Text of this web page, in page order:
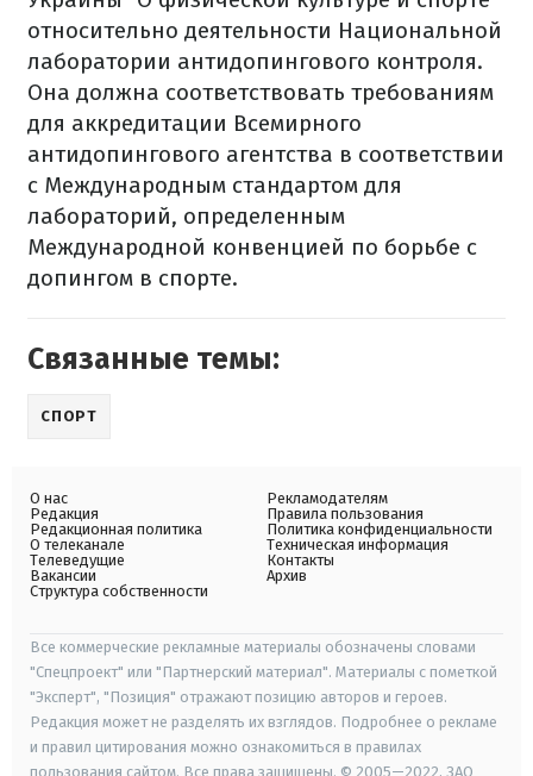
относительно деятельности Национальной
лаборатории антидопингового контроля.
Она должна соответствовать требованиям
для аккредитации Всемирного
антидопингового агентства в соответствии
с Международным стандартом для
лабораторий, определенным
Международной конвенцией по борьбе с
допингом в спорте.
Связанные темы:
СПОРТ
О нас
Редакция
Редакционная политика
О телеканале
Телеведущие
Вакансии
Структура собственности
Рекламодателям
Правила пользования
Политика конфиденциальности
Техническая информация
Контакты
Архив
Все коммерческие рекламные материалы обозначены словами
"Спецпроект" или "Партнерский материал". Материалы с пометкой
"Эксперт", "Позиция" отражают позицию авторов и героев.
Редакция может не разделять их взглядов. Подробнее о рекламе
и правил цитирования можно ознакомиться в правилах
пользования сайтом. Все права защищены. © 2005—2022, ЗАО